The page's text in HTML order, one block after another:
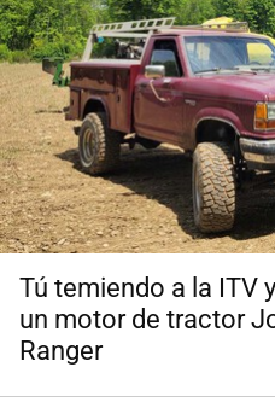
Tú temiendo a la ITV
un motor de tractor
Ranger